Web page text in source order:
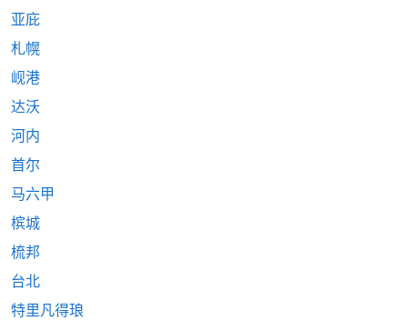
亚庇
札幌
岘港
达沃
河内
首尔
马六甲
槟城
梳邦
台北
特里凡得琅